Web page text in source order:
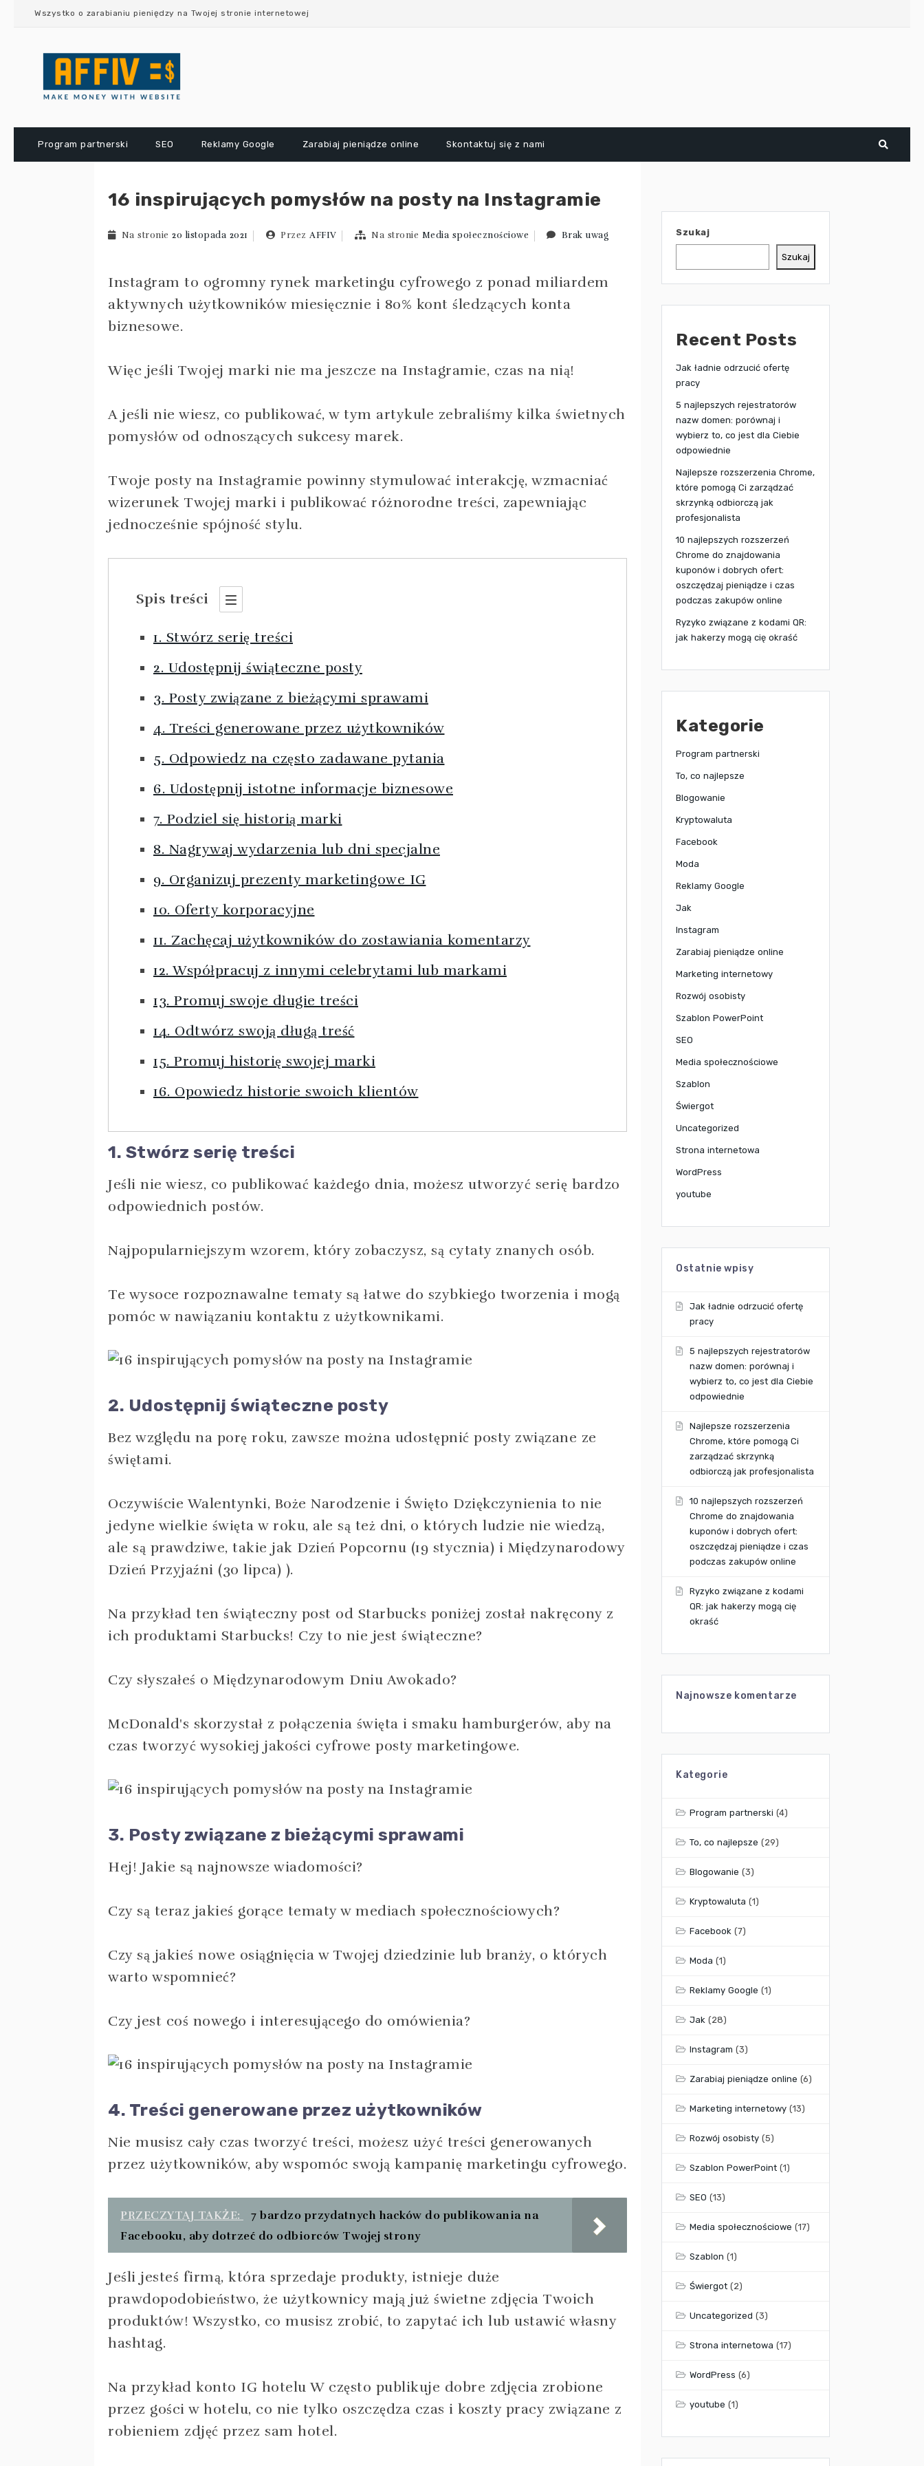
Wszystko o zarabianiu pieniędzy na Twojej stronie internetowej
Program partnerski SEO Reklamy Google Zarabiaj pieniądze online Skontaktuj się z nami
16 inspirujących pomysłów na posty na Instagramie
Na stronie 20 listopada 2021 Przez AFFIV Na stronie Media społecznościowe Brak uwag
Instagram to ogromny rynek marketingu cyfrowego z ponad miliardem
aktywnych użytkowników miesięcznie i 80% kont śledzących konta
biznesowe.
Więc jeśli Twojej marki nie ma jeszcze na Instagramie, czas na nią!
A jeśli nie wiesz, co publikować, w tym artykule zebraliśmy kilka świetnych
pomysłów od odnoszących sukcesy marek.
Twoje posty na Instagramie powinny stymulować interakcję, wzmacniać
wizerunek Twojej marki i publikować różnorodne treści, zapewniając
jednocześnie spójność stylu.
Spis treści
1. Stwórz serię treści
2. Udostępnij świąteczne posty
3. Posty związane z bieżącymi sprawami
4. Treści generowane przez użytkowników
5. Odpowiedz na często zadawane pytania
6. Udostępnij istotne informacje biznesowe
7. Podziel się historią marki
8. Nagrywaj wydarzenia lub dni specjalne
9. Organizuj prezenty marketingowe IG
10. Oferty korporacyjne
11. Zachęcaj użytkowników do zostawiania komentarzy
12. Współpracuj z innymi celebrytami lub markami
13. Promuj swoje długie treści
14. Odtwórz swoją długą treść
15. Promuj historię swojej marki
16. Opowiedz historie swoich klientów
1. Stwórz serię treści
Jeśli nie wiesz, co publikować każdego dnia, możesz utworzyć serię bardzo
odpowiednich postów.
Najpopularniejszym wzorem, który zobaczysz, są cytaty znanych osób.
Te wysoce rozpoznawalne tematy są łatwe do szybkiego tworzenia i mogą
pomóc w nawiązaniu kontaktu z użytkownikami.
2. Udostępnij świąteczne posty
Bez względu na porę roku, zawsze można udostępnić posty związane ze
świętami.
Oczywiście Walentynki, Boże Narodzenie i Święto Dziękczynienia to nie
jedyne wielkie święta w roku, ale są też dni, o których ludzie nie wiedzą,
ale są prawdziwe, takie jak Dzień Popcornu (19 stycznia) i Międzynarodowy
Dzień Przyjaźni (30 lipca) ).
Na przykład ten świąteczny post od Starbucks poniżej został nakręcony z
ich produktami Starbucks! Czy to nie jest świąteczne?
Czy słyszałeś o Międzynarodowym Dniu Awokado?
McDonald's skorzystał z połączenia święta i smaku hamburgerów, aby na
czas tworzyć wysokiej jakości cyfrowe posty marketingowe.
3. Posty związane z bieżącymi sprawami
Hej! Jakie są najnowsze wiadomości?
Czy są teraz jakieś gorące tematy w mediach społecznościowych?
Czy są jakieś nowe osiągnięcia w Twojej dziedzinie lub branży, o których
warto wspomnieć?
Czy jest coś nowego i interesującego do omówienia?
4. Treści generowane przez użytkowników
Nie musisz cały czas tworzyć treści, możesz użyć treści generowanych
przez użytkowników, aby wspomóc swoją kampanię marketingu cyfrowego.
PRZECZYTAJ TAKŻE:
7 bardzo przydatnych hacków do publikowania na
Facebooku, aby dotrzeć do odbiorców Twojej strony
Jeśli jesteś firmą, która sprzedaje produkty, istnieje duże
prawdopodobieństwo, że użytkownicy mają już świetne zdjęcia Twoich
produktów! Wszystko, co musisz zrobić, to zapytać ich lub ustawić własny
hashtag.
Na przykład konto IG hotelu W często publikuje dobre zdjęcia zrobione
przez gości w hotelu, co nie tylko oszczędza czas i koszty pracy związane z
robieniem zdjęć przez sam hotel.
Szukaj
Szukaj
Recent Posts
Jak ładnie odrzucić ofertę
pracy
5 najlepszych rejestratorów
nazw domen: porównaj i
wybierz to, co jest dla Ciebie
odpowiednie
Najlepsze rozszerzenia Chrome,
które pomogą Ci zarządzać
skrzynką odbiorczą jak
profesjonalista
10 najlepszych rozszerzeń
Chrome do znajdowania
kuponów i dobrych ofert:
oszczędzaj pieniądze i czas
podczas zakupów online
Ryzyko związane z kodami QR:
jak hakerzy mogą cię okraść
Kategorie
Program partnerski
To, co najlepsze
Blogowanie
Kryptowaluta
Facebook
Moda
Reklamy Google
Jak
Instagram
Zarabiaj pieniądze online
Marketing internetowy
Rozwój osobisty
Szablon PowerPoint
SEO
Media społecznościowe
Szablon
Świergot
Uncategorized
Strona internetowa
WordPress
youtube
Ostatnie wpisy
Jak ładnie odrzucić ofertę
pracy
5 najlepszych rejestratorów
nazw domen: porównaj i
wybierz to, co jest dla Ciebie
odpowiednie
Najlepsze rozszerzenia
Chrome, które pomogą Ci
zarządzać skrzynką
odbiorczą jak profesjonalista
10 najlepszych rozszerzeń
Chrome do znajdowania
kuponów i dobrych ofert:
oszczędzaj pieniądze i czas
podczas zakupów online
Ryzyko związane z kodami
QR: jak hakerzy mogą cię
okraść
Najnowsze komentarze
Kategorie
Program partnerski (4)
To, co najlepsze (29)
Blogowanie (3)
Kryptowaluta (1)
Facebook (7)
Moda (1)
Reklamy Google (1)
Jak (28)
Instagram (3)
Zarabiaj pieniądze online (6)
Marketing internetowy (13)
Rozwój osobisty (5)
Szablon PowerPoint (1)
SEO (13)
Media społecznościowe (17)
Szablon (1)
Świergot (2)
Uncategorized (3)
Strona internetowa (17)
WordPress (6)
youtube (1)